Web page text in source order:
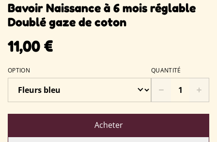
Bavoir Naissance à 6 mois réglable
Doublé gaze de coton
11,00 €
OPTION QUANTITÉ
Acheter